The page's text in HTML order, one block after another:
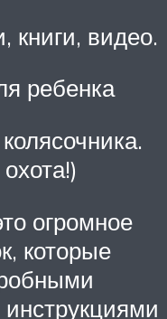
книги, видео.
ребенка
огромное
которые